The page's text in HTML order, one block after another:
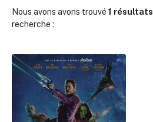
Nous avons avons trouvé 1 résultats
recherche :